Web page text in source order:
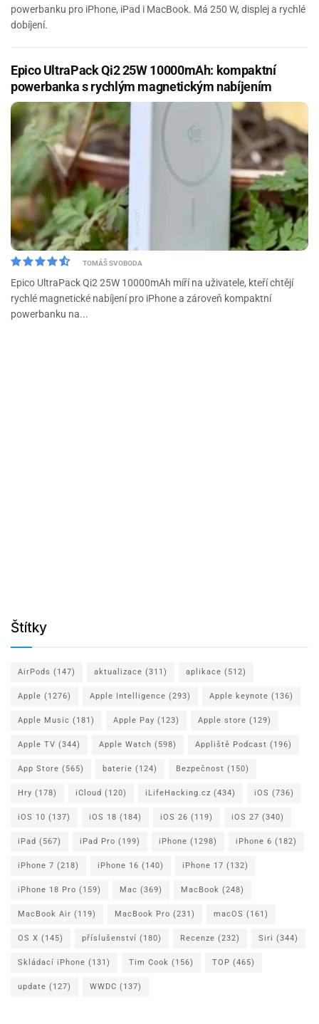
powerbanku pro iPhone, iPad i MacBook. Má 250 W, displej a rychlé
dobíjení.
Epico UltraPack Qi2 25W 10000mAh: kompaktní
powerbanka s rychlým magnetickým nabíjením
TOMÁŠ SVOBODA
Epico UltraPack Qi2 25W 10000mAh míří na uživatele, kteří chtějí
rychlé magnetické nabíjení pro iPhone a zároveň kompaktní
powerbanku na...
Štítky
AirPods (147) aktualizace (311) aplikace (512)
Apple (1276) Apple Intelligence (293) Apple keynote (136)
Apple Music (181) Apple Pay (123) Apple store (129)
Apple TV (344) Apple Watch (598) Appliště Podcast (196)
App Store (565) baterie (124) Bezpečnost (150)
Hry (178) iCloud (120) iLifeHacking.cz (434) iOS (736)
iOS 10 (137) iOS 18 (184) iOS 26 (119) iOS 27 (340)
iPad (567) iPad Pro (199) iPhone (1298) iPhone 6 (182)
iPhone 7 (218) iPhone 16 (140) iPhone 17 (132)
iPhone 18 Pro (159) Mac (369) MacBook (248)
MacBook Air (119) MacBook Pro (231) macOS (161)
OS X (145) příslušenství (180) Recenze (232) Siri (344)
Skládací iPhone (131) Tim Cook (156) TOP (465)
update (127) WWDC (137)